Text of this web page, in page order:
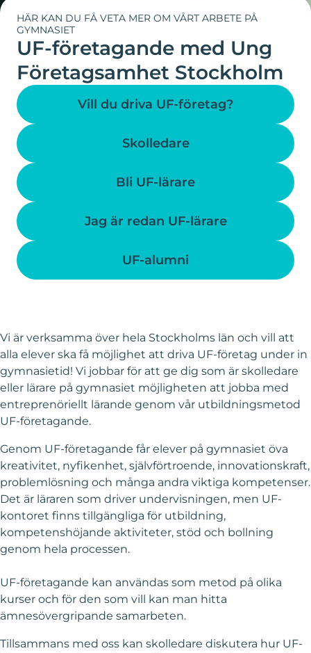
HÄR KAN DU FÅ VETA MER OM VÅRT ARBETE PÅ
GYMNASIET
UF-företagande med Ung
Företagsamhet Stockholm
Vill du driva UF-företag?
Skolledare
Bli UF-lärare
Jag är redan UF-lärare
UF-alumni
Vi är verksamma över hela Stockholms län och vill att
alla elever ska få möjlighet att driva UF-företag under in
gymnasietid! Vi jobbar för att ge dig som är skolledare
eller lärare på gymnasiet möjligheten att jobba med
entreprenöriellt lärande genom vår utbildningsmetod
UF-företagande.
Genom UF-företagande får elever på gymnasiet öva
kreativitet, nyfikenhet, självförtroende, innovationskraft,
problemlösning och många andra viktiga kompetenser.
Det är läraren som driver undervisningen, men UF-
kontoret finns tillgängliga för utbildning,
kompetenshöjande aktiviteter, stöd och bollning
genom hela processen.
UF-företagande kan användas som metod på olika
kurser och för den som vill kan man hitta
ämnesövergripande samarbeten.
Tillsammans med oss kan skolledare diskutera hur UF-